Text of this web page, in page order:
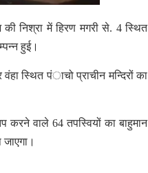
की निश्रा में हिरण मगरी से. 4 स्थित
हुई।
स्थित पंाचो प्राचीन मन्दिरों का
करने वाले 64 तपस्वियों का बाहुमान